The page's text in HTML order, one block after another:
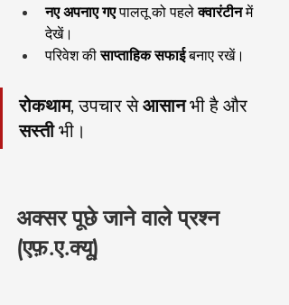
नए अपनाए गए पालतू को पहले क्वारंटीन में
देखें।
परिवेश की साप्ताहिक सफाई बनाए रखें।
रोकथाम, उपचार से आसान भी है और
सस्ती भी।
अक्सर पूछे जाने वाले प्रश्न
(एफ़.ए.क्यू)